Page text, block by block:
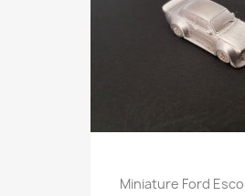
Miniature Ford